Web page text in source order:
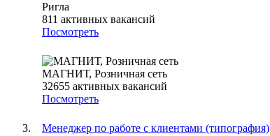
Ригла
811 активных вакансий
Посмотреть
МАГНИТ, Розничная сеть
32655 активных вакансий
Посмотреть
Менеджер по работе с клиентами (типография)